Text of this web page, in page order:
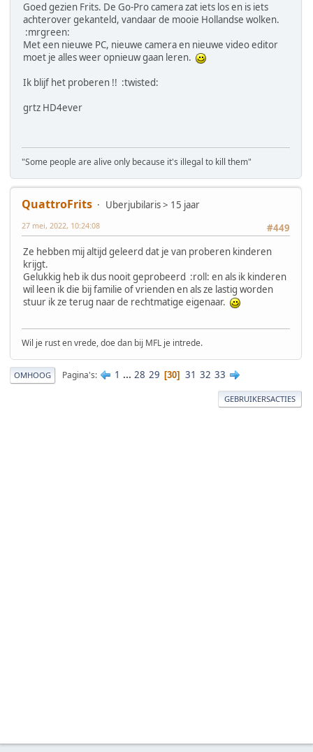
Goed gezien Frits. De Go-Pro camera zat iets los en is iets
achterover gekanteld, vandaar de mooie Hollandse wolken.
:mrgreen:
Met een nieuwe PC, nieuwe camera en nieuwe video editor
moet je alles weer opnieuw gaan leren.
Ik blijf het proberen !! :twisted:
grtz HD4ever
"Some people are alive only because it's illegal to kill them"
QuattroFrits
Uberjubilaris > 15 jaar
#449
27 mei, 2022, 10:24:08
Ze hebben mij altijd geleerd dat je van proberen kinderen
krijgt.
Gelukkig heb ik dus nooit geprobeerd :roll: en als ik kinderen
wil leen ik die bij familie of vrienden en als ze lastig worden
stuur ik ze terug naar de rechtmatige eigenaar.
Wil je rust en vrede, doe dan bij MFL je intrede.
OMHOOG Pagina's 1 ... 28 29 30 31 32 33
GEBRUIKERSACTIES